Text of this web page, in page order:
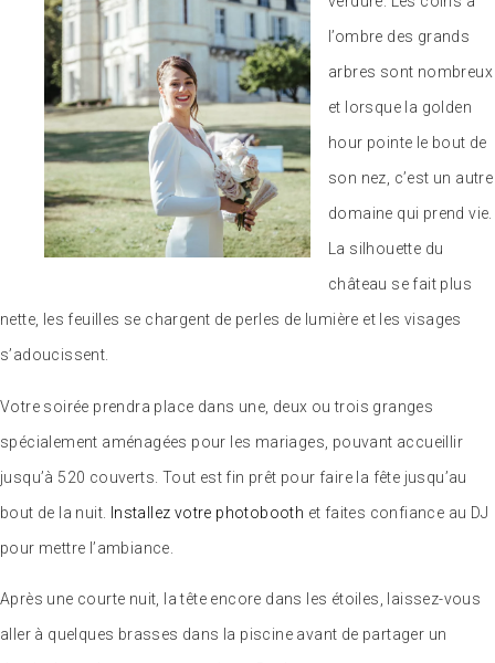
l’ombre des grands
arbres sont nombreux
et lorsque la golden
hour pointe le bout de
son nez, c’est un autre
domaine qui prend vie.
La silhouette du
château se fait plus
nette, les feuilles se chargent de perles de lumière et les visages
s’adoucissent.
Votre soirée prendra place dans une, deux ou trois granges
spécialement aménagées pour les mariages, pouvant accueillir
jusqu’à 520 couverts. Tout est fin prêt pour faire la fête jusqu’au
bout de la nuit.
Installez votre photobooth et faites confiance au DJ
pour mettre l’ambiance.
Après une courte nuit, la tête encore dans les étoiles, laissez-vous
aller à quelques brasses dans la piscine avant de partager un